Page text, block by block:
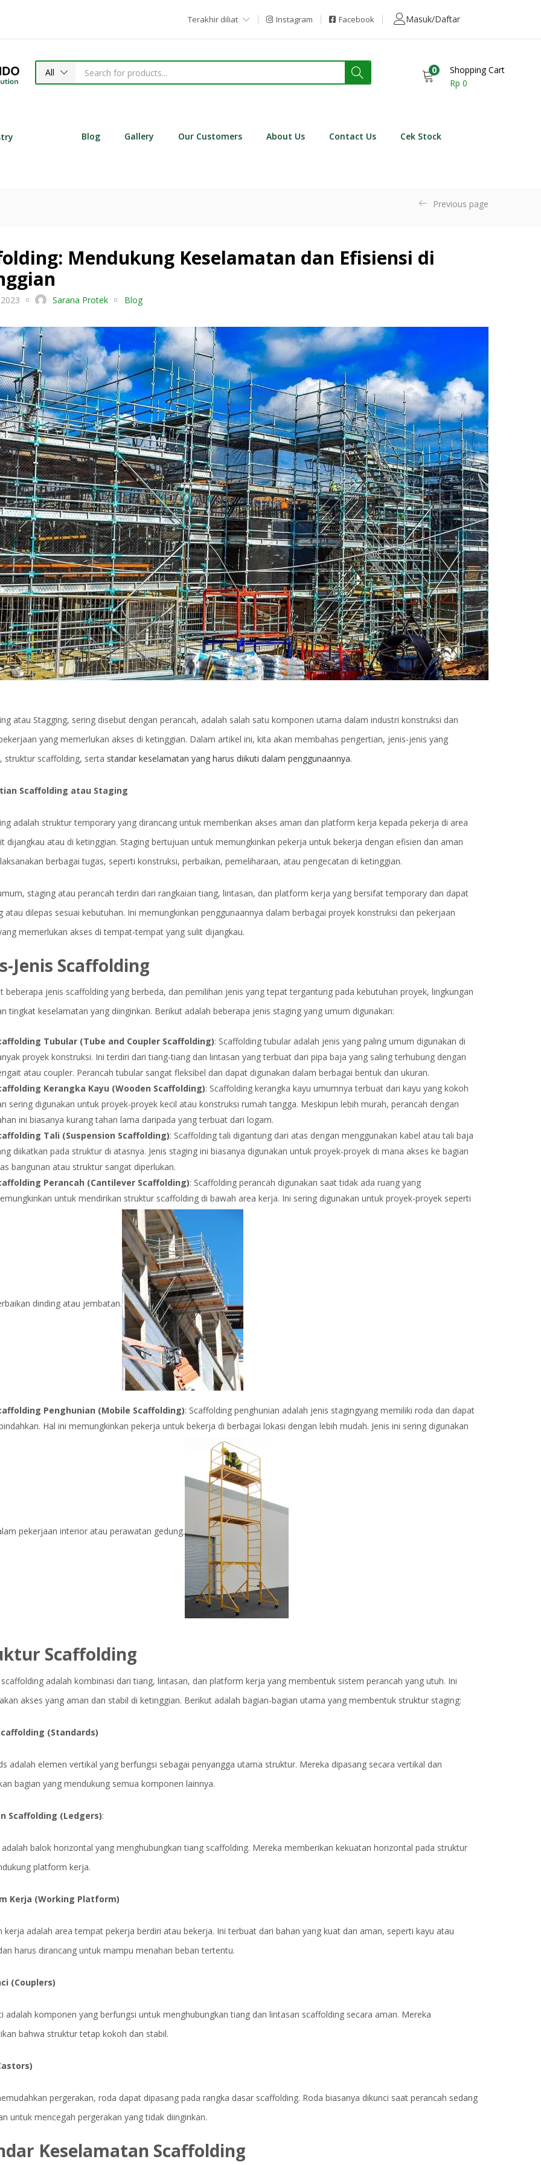
Terakhir diliat Instagram Facebook Masuk/Daftar
All 0
Shopping Cart
Rp 0
Blog Gallery Our Customers About Us Contact Us Cek Stock
Previous page
Mendukung Keselamatan dan Efisiensi di
Sarana Protek Blog
atau Stagging, sering disebut dengan perancah, adalah salah satu komponen utama dalam industri konstruksi dan
yang memerlukan akses di ketinggian. Dalam artikel ini, kita akan membahas pengertian, jenis-jenis yang
struktur scaffolding, serta standar keselamatan yang harus diikuti dalam penggunaannya.
Scaffolding atau Staging
adalah struktur temporary yang dirancang untuk memberikan akses aman dan platform kerja kepada pekerja di area
dijangkau atau di ketinggian. Staging bertujuan untuk memungkinkan pekerja untuk bekerja dengan efisien dan aman
berbagai tugas, seperti konstruksi, perbaikan, pemeliharaan, atau pengecatan di ketinggian.
staging atau perancah terdiri dari rangkaian tiang, lintasan, dan platform kerja yang bersifat temporary dan dapat
atau dilepas sesuai kebutuhan. Ini memungkinkan penggunaannya dalam berbagai proyek konstruksi dan pekerjaan
memerlukan akses di tempat-tempat yang sulit dijangkau.
Jenis Scaffolding
beberapa jenis scaffolding yang berbeda, dan pemilihan jenis yang tepat tergantung pada kebutuhan proyek, lingkungan
tingkat keselamatan yang diinginkan. Berikut adalah beberapa jenis staging yang umum digunakan:
Tubular (Tube and Coupler Scaffolding): Scaffolding tubular adalah jenis yang paling umum digunakan di
proyek konstruksi. Ini terdiri dari tiang-tiang dan lintasan yang terbuat dari pipa baja yang saling terhubung dengan
atau coupler. Perancah tubular sangat fleksibel dan dapat digunakan dalam berbagai bentuk dan ukuran.
Kerangka Kayu (Wooden Scaffolding): Scaffolding kerangka kayu umumnya terbuat dari kayu yang kokoh
sering digunakan untuk proyek-proyek kecil atau konstruksi rumah tangga. Meskipun lebih murah, perancah dengan
ini biasanya kurang tahan lama daripada yang terbuat dari logam.
Tali (Suspension Scaffolding): Scaffolding tali digantung dari atas dengan menggunakan kabel atau tali baja
diikatkan pada struktur di atasnya. Jenis staging ini biasanya digunakan untuk proyek-proyek di mana akses ke bagian
bangunan atau struktur sangat diperlukan.
Perancah (Cantilever Scaffolding): Scaffolding perancah digunakan saat tidak ada ruang yang
untuk mendirikan struktur scaffolding di bawah area kerja. Ini sering digunakan untuk proyek-proyek seperti
dinding atau jembatan.
Penghunian (Mobile Scaffolding): Scaffolding penghunian adalah jenis stagingyang memiliki roda dan dapat
Hal ini memungkinkan pekerja untuk bekerja di berbagai lokasi dengan lebih mudah. Jenis ini sering digunakan
pekerjaan interior atau perawatan gedung.
Scaffolding
adalah kombinasi dari tiang, lintasan, dan platform kerja yang membentuk sistem perancah yang utuh. Ini
akses yang aman dan stabil di ketinggian. Berikut adalah bagian-bagian utama yang membentuk struktur staging:
(Standards)
adalah elemen vertikal yang berfungsi sebagai penyangga utama struktur. Mereka dipasang secara vertikal dan
bagian yang mendukung semua komponen lainnya.
Scaffolding (Ledgers):
adalah balok horizontal yang menghubungkan tiang scaffolding. Mereka memberikan kekuatan horizontal pada struktur
platform kerja.
Kerja (Working Platform)
kerja adalah area tempat pekerja berdiri atau bekerja. Ini terbuat dari bahan yang kuat dan aman, seperti kayu atau
harus dirancang untuk mampu menahan beban tertentu.
(Couplers)
adalah komponen yang berfungsi untuk menghubungkan tiang dan lintasan scaffolding secara aman. Mereka
bahwa struktur tetap kokoh dan stabil.
pergerakan, roda dapat dipasang pada rangka dasar scaffolding. Roda biasanya dikunci saat perancah sedang
untuk mencegah pergerakan yang tidak diinginkan.
Keselamatan Scaffolding